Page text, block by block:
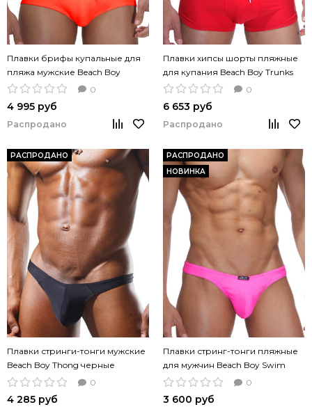
Плавки брифы купальные для
пляжа мужские Beach Boy
Orange оранжевый цвет
0
4 995 руб
Распродано
Плавки хипсы шорты пляжные
для купания Beach Boy Trunks
Red красные
0
6 653 руб
Распродано
РАСПРОДАНО
Плавки стринги-тонги мужские
Beach Boy Thong черные
0
4 285 руб
РАСПРОДАНО
НОВИНКА
Плавки стринг-тонги пляжные
для мужчин Beach Boy Swim
Thong ярко розовый
0
3 600 руб